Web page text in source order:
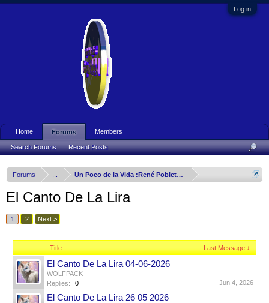
Log in
Forums Un Poco de la Vida :René Poblete Arizmendy
El Canto De La Lira
1 2 Next >
Title Last Message ↓
El Canto De La Lira 04-06-2026
WOLFPACK
Replies:
0 Jun 4, 2026
El Canto De La Lira 26 05 2026
Home Forums
Search Forums Recent Posts
Members